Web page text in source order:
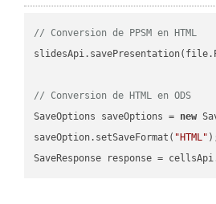
// Conversion de PPSM en HTML
// Conversion de HTML en ODS
SaveOptions saveOptions = new
saveOption.setSaveFormat( "HTML"
SaveResponse response =